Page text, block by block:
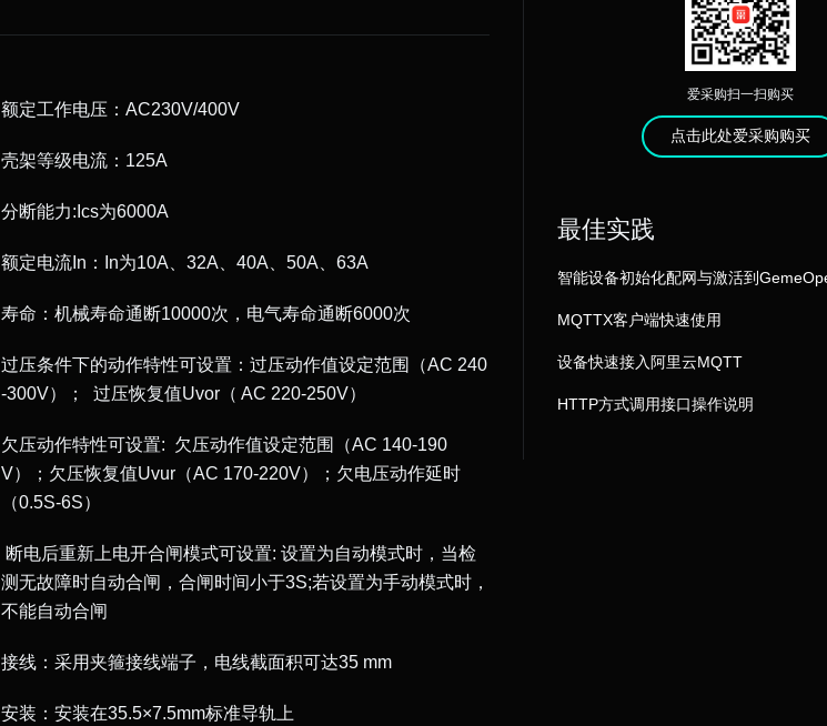
额定工作电压：AC230V/400V
壳架等级电流：125A
分断能力:Ics为6000A
额定电流In：In为10A、32A、40A、50A、63A
寿命：机械寿命通断10000次，电气寿命通断6000次
过压条件下的动作特性可设置：过压动作值设定范围（AC 240
-300V）； 过压恢复值Uvor（ AC 220-250V）
欠压动作特性可设置: 欠压动作值设定范围（AC 140-190
V）；欠压恢复值Uvur（AC 170-220V）；欠电压动作延时
（0.5S-6S）
断电后重新上电开合闸模式可设置: 设置为自动模式时，当检
测无故障时自动合闸，合闸时间小于3S;若设置为手动模式时，
不能自动合闸
接线：采用夹箍接线端子，电线截面积可达35 mm
安装：安装在35.5×7.5mm标准导轨上
爱采购扫一扫购买
点击此处爱采购购买
最佳实践
智能设备初始化配网与激活到
MQTTX客户端快速使用
设备快速接入阿里云MQTT
HTTP方式调用接口操作说明